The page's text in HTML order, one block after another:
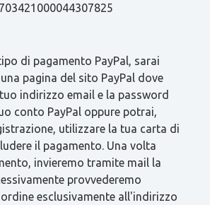
di pagamento PayPal, sarai
pagina del sito PayPal dove
indirizzo email e la password
conto PayPal oppure potrai,
utilizzare la tua carta di
il pagamento. Una volta
invieremo tramite mail la
provvederemo
esclusivamente all'indirizzo